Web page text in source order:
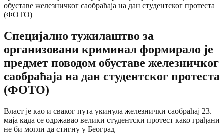
обуставе железничког саобраћаја на дан студентског протеста
(ФОТО)
Специјално тужилаштво за
организовани криминал формирало је
предмет поводом обуставе железничког
саобраћаја на дан студентског протеста
(ФОТО)
Власт је као и сваког пута укинула железнички саобраћај 23.
маја када се одржавао велики студентски протест како грађани
не би могли да стигну у Београд